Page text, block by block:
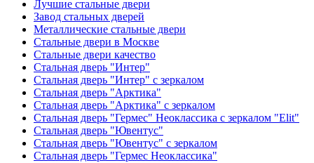
Лучшие стальные двери
Завод стальных дверей
Металлические стальные двери
Стальные двери в Москве
Стальные двери качество
Стальная дверь "Интер"
Стальная дверь "Интер" с зеркалом
Стальная дверь "Арктика"
Стальная дверь "Арктика" с зеркалом
Стальная дверь "Гермес" Неоклассика с зеркалом "Elit"
Стальная дверь "Ювентус"
Стальная дверь "Ювентус" с зеркалом
Стальная дверь "Гермес Неоклассика"